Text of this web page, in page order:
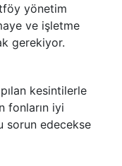
yönetim
ve işletme
gerekiyor.
kesintilerle
fonların iyi
sorun edecekse